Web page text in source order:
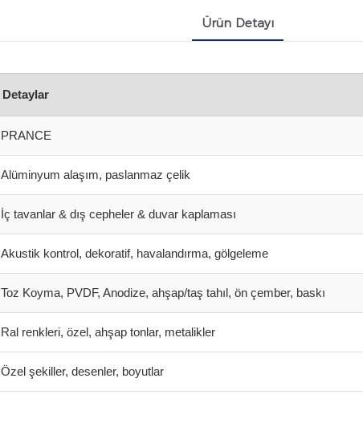
Ürün Detayı
Detaylar
PRANCE
Alüminyum alaşım, paslanmaz çelik
İç tavanlar & dış cepheler & duvar kaplaması
Akustik kontrol, dekoratif, havalandırma, gölgeleme
Toz Koyma, PVDF, Anodize, ahşap/taş tahıl, ön çember, baskı
Ral renkleri, özel, ahşap tonlar, metalikler
Özel şekiller, desenler, boyutlar